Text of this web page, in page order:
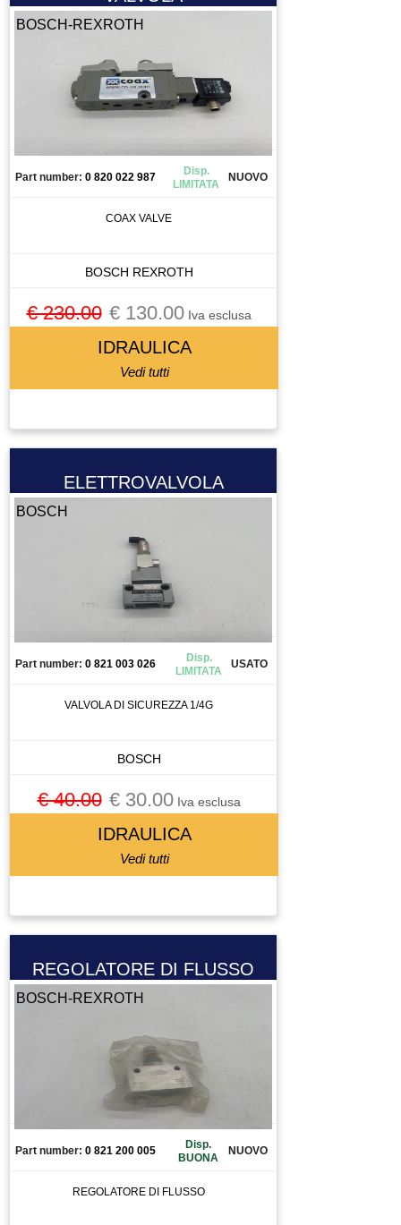
BOSCH-REXROTH
Part number: 0 820 022 987
Disp.
LIMITATA
NUOVO
COAX VALVE
BOSCH REXROTH
€ 230.00 € 130.00Iva esclusa
IDRAULICA
Vedi tutti
ELETTROVALVOLA
BOSCH
Part number: 0 821 003 026
Disp.
LIMITATA
USATO
VALVOLA DI SICUREZZA 1/4G
BOSCH
€ 40.00 € 30.00Iva esclusa
IDRAULICA
Vedi tutti
REGOLATORE DI FLUSSO
BOSCH-REXROTH
Part number: 0 821 200 005
Disp.
BUONA
NUOVO
REGOLATORE DI FLUSSO